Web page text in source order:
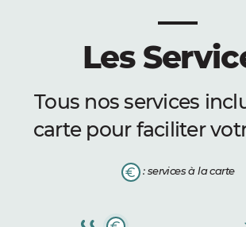
Les
Tous nos services
carte pour faciliter
: services à la carte